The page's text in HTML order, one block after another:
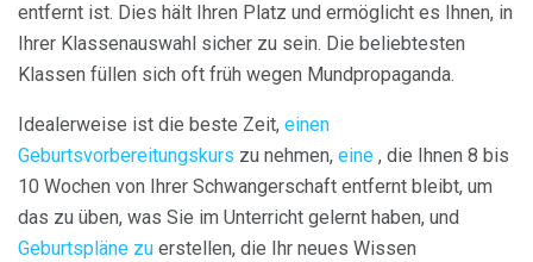
entfernt ist. Dies hält Ihren Platz und ermöglicht es Ihnen, in
Ihrer Klassenauswahl sicher zu sein. Die beliebtesten
Klassen füllen sich oft früh wegen Mundpropaganda.
Idealerweise ist die beste Zeit, einen
Geburtsvorbereitungskurs zu nehmen, eine , die Ihnen 8 bis
10 Wochen von Ihrer Schwangerschaft entfernt bleibt, um
das zu üben, was Sie im Unterricht gelernt haben, und
Geburtspläne zu erstellen, die Ihr neues Wissen